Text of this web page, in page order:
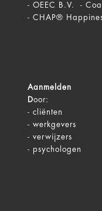
- OEEC B.V. -
- CHAP®
Aanmelden
Door:
- cliënten
- werkgevers
- verwijzers
- psychologen